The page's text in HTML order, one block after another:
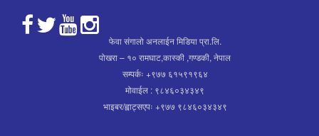
फेवा संगालो अनलाईन मिडिया प्रा.लि.
पोखरा – १० रामघाट,कास्की ,गण्डकी, नेपाल
सम्पर्कः +९७७ ६१५९१९६४
मोवाईल : ९८४६०३४३४९
भाइबर/ह्वाट्सएपः +९७७ ९८४६०३४३४९